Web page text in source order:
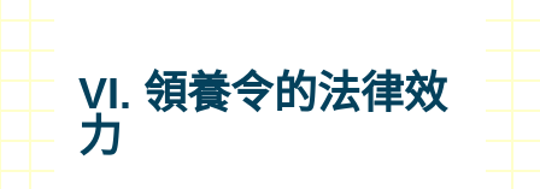
VI. 領養令的法律效
力